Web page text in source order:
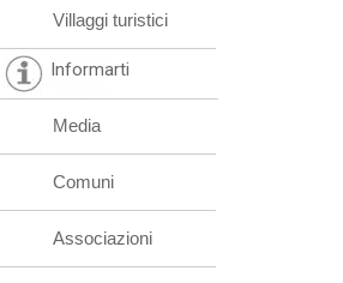
Villaggi turistici
Informarti
Media
Comuni
Associazioni